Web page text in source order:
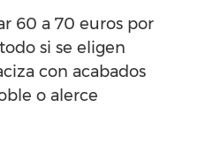
60 a 70 euros por
si se eligen
con acabados
o alerce